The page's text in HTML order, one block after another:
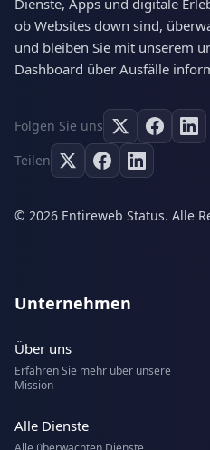
Dienste, Apps und digitale
ob Websites down sind,
und bleiben Sie mit unserem
Dashboard über Ausfälle
Folgen Sie uns
Teilen
© 2026 Entireweb Status. Alle
Unternehmen
Über uns
Erfahren Sie mehr über unsere
Mission
Alle Dienste